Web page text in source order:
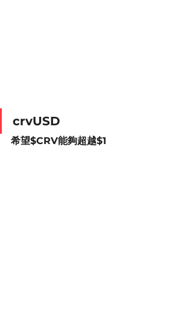
crvUSD
希望$CRV能夠超越$1